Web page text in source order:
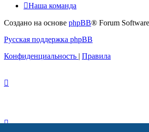
Наша команда
Создано на основе phpBB® Forum
Русская поддержка phpBB
Конфиденциальность | Правила